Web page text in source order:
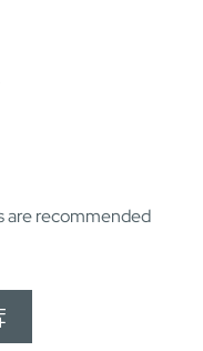
are recommended